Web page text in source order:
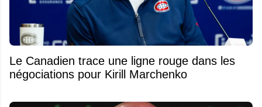
Le Canadien trace une ligne rouge dans les
négociations pour Kirill Marchenko